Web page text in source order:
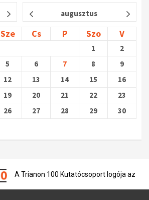
augusztus
Sze Cs P Szo V
1
2
5 6 7 8
9
12 13 14 15
16
19 20 21 22
23
26 27 28 29
30
A Trianon 100 Kutatócsoport logója az